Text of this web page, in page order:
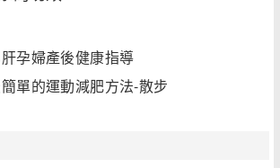
孕婦產後健康指導
單的運動減肥方法-散步